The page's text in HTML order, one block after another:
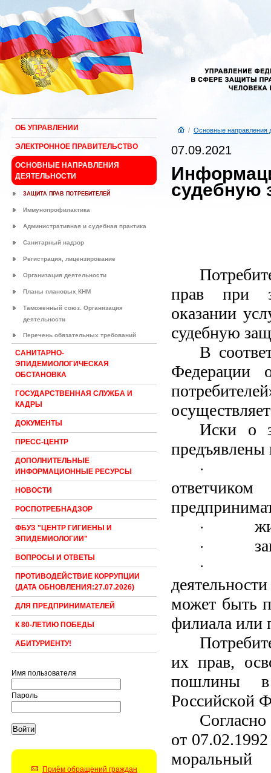
ОБ УПРАВЛЕНИИ
ЭЛЕКТРОННОЕ ПРАВИТЕЛЬСТВО
ОСНОВНЫЕ НАПРАВЛЕНИЯ
ДЕЯТЕЛЬНОСТИ
ЗАЩИТА ПРАВ ПОТРЕБИТЕЛЕЙ
Иммунопрофилактика
Административная и судебная практика
Санитарный надзор
Регистрация, лицензирование
Организация деятельности
Планы плановых КНМ
Таможенный союз. Организация
деятельности
Перечень обязательных требований
САНИТАРНО-
ЭПИДЕМИОЛОГИЧЕСКАЯ
ОБСТАНОВКА
ГОСУДАРСТВЕННАЯ СЛУЖБА И
КАДРЫ
ДОКУМЕНТЫ
ПРЕСС-ЦЕНТР
ДОПОЛНИТЕЛЬНЫЕ
ИНФОРМАЦИОННЫЕ РЕСУРСЫ
НОВОСТИ
РОСПОТРЕБНАДЗОР
ФБУЗ "ЦЕНТР ГИГИЕНЫ И
ЭПИДЕМИОЛОГИИ"
ВОПРОСЫ И ОТВЕТЫ
ПРОТИВОДЕЙСТВИЕ КОРРУПЦИИ
(ДАТА ОБНОВЛЕНИЯ:27.07.2026)
ДЛЯ ПРЕДПРИНИМАТЕЛЕЙ
К 80-ЛЕТИЮ ПОБЕДЫ
АБИТУРИЕНТУ!
Имя пользователя
Пароль
Приём обращений граждан
/ Основные направления
07.09.2021
судебную
прав при
оказании
судебную
В
Федерации
Иски о
предъявлены
·
·
·
·
может быть
филиала или
их прав,
пошлины в
Российской
от
м